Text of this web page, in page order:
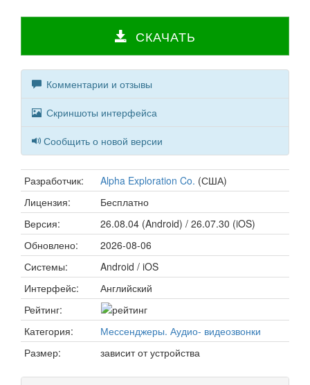
СКАЧАТЬ
Комментарии и отзывы
Скриншоты интерфейса
Сообщить о новой версии
Разработчик: Alpha Exploration Co. (США)
Лицензия:
Бесплатно
Версия:
26.08.04 (Android) / 26.07.30 (iOS)
Обновлено:
2026-08-06
Системы:
Android / iOS
Интерфейс:
Английский
Рейтинг:
Категория:
Мессенджеры. Аудио- видеозвонки
Размер:
зависит от устройства